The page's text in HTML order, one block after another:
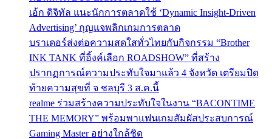
เอ้ก ดิจิทัล แนะนักการตลาดใช้ ‘Dynamic Insight-Driven
Advertising’ กุญแจพลิกเกมการตลาด
บราเดอร์ส่งต่อความสดใสทั่วไทยกับกิจกรรม “Brother
INK TANK ที่อิ้งค์เลือก ROADSHOW” ที่สร้าง
ปรากฏการณ์ความประทับใจมาแล้ว 4 จังหวัด เตรียมปิด
ท้ายความสุขที่ จ ชลบุรี 3 ส.ค.นี้
realme ร่วมสร้างความประทับใจในงาน “BACONTIME
THE MEMORY” พร้อมพาแฟนเกมสัมผัสประสบการณ์
Gaming Master อย่างใกล้ชิด